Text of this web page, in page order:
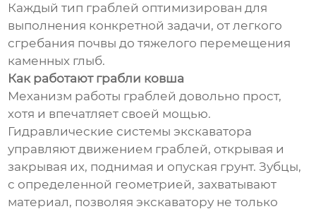
Каждый тип граблей оптимизирован для
выполнения конкретной задачи, от легкого
сгребания почвы до тяжелого перемещения
каменных глыб.
Как работают грабли ковша
Механизм работы граблей довольно прост,
хотя и впечатляет своей мощью.
Гидравлические системы экскаватора
управляют движением граблей, открывая и
закрывая их, поднимая и опуская грунт. Зубцы,
с определенной геометрией, захватывают
материал, позволяя экскаватору не только